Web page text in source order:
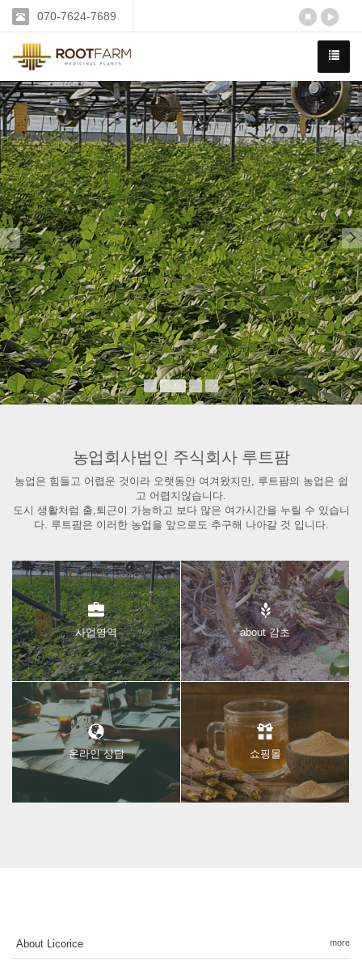
070-7624-7689
감초 전문 연구 재배기업
루트팜은 국내 유일 약용감초 재배법을 연구하고 보급합니
다.
루트팜의 모든 감초는 철저한 관리 속에서 재배됩니다.
자세히 보기
Previous
농업회사법인 주식회사 루트팜
농업은 힘들고 어렵운 것이라 오랫동안 여겨왔지만, 루트팜의 농업은 쉽
고 어렵지않습니다.
도시 생활처럼 출,퇴근이 가능하고 보다 많은 여가시간을 누릴 수 있습니
다. 루트팜은 이러한 농업을 앞으로도 추구해 나아갈 것 입니다.
사업영역 about 감초
온라인 상담 쇼핑몰
About Licorice more